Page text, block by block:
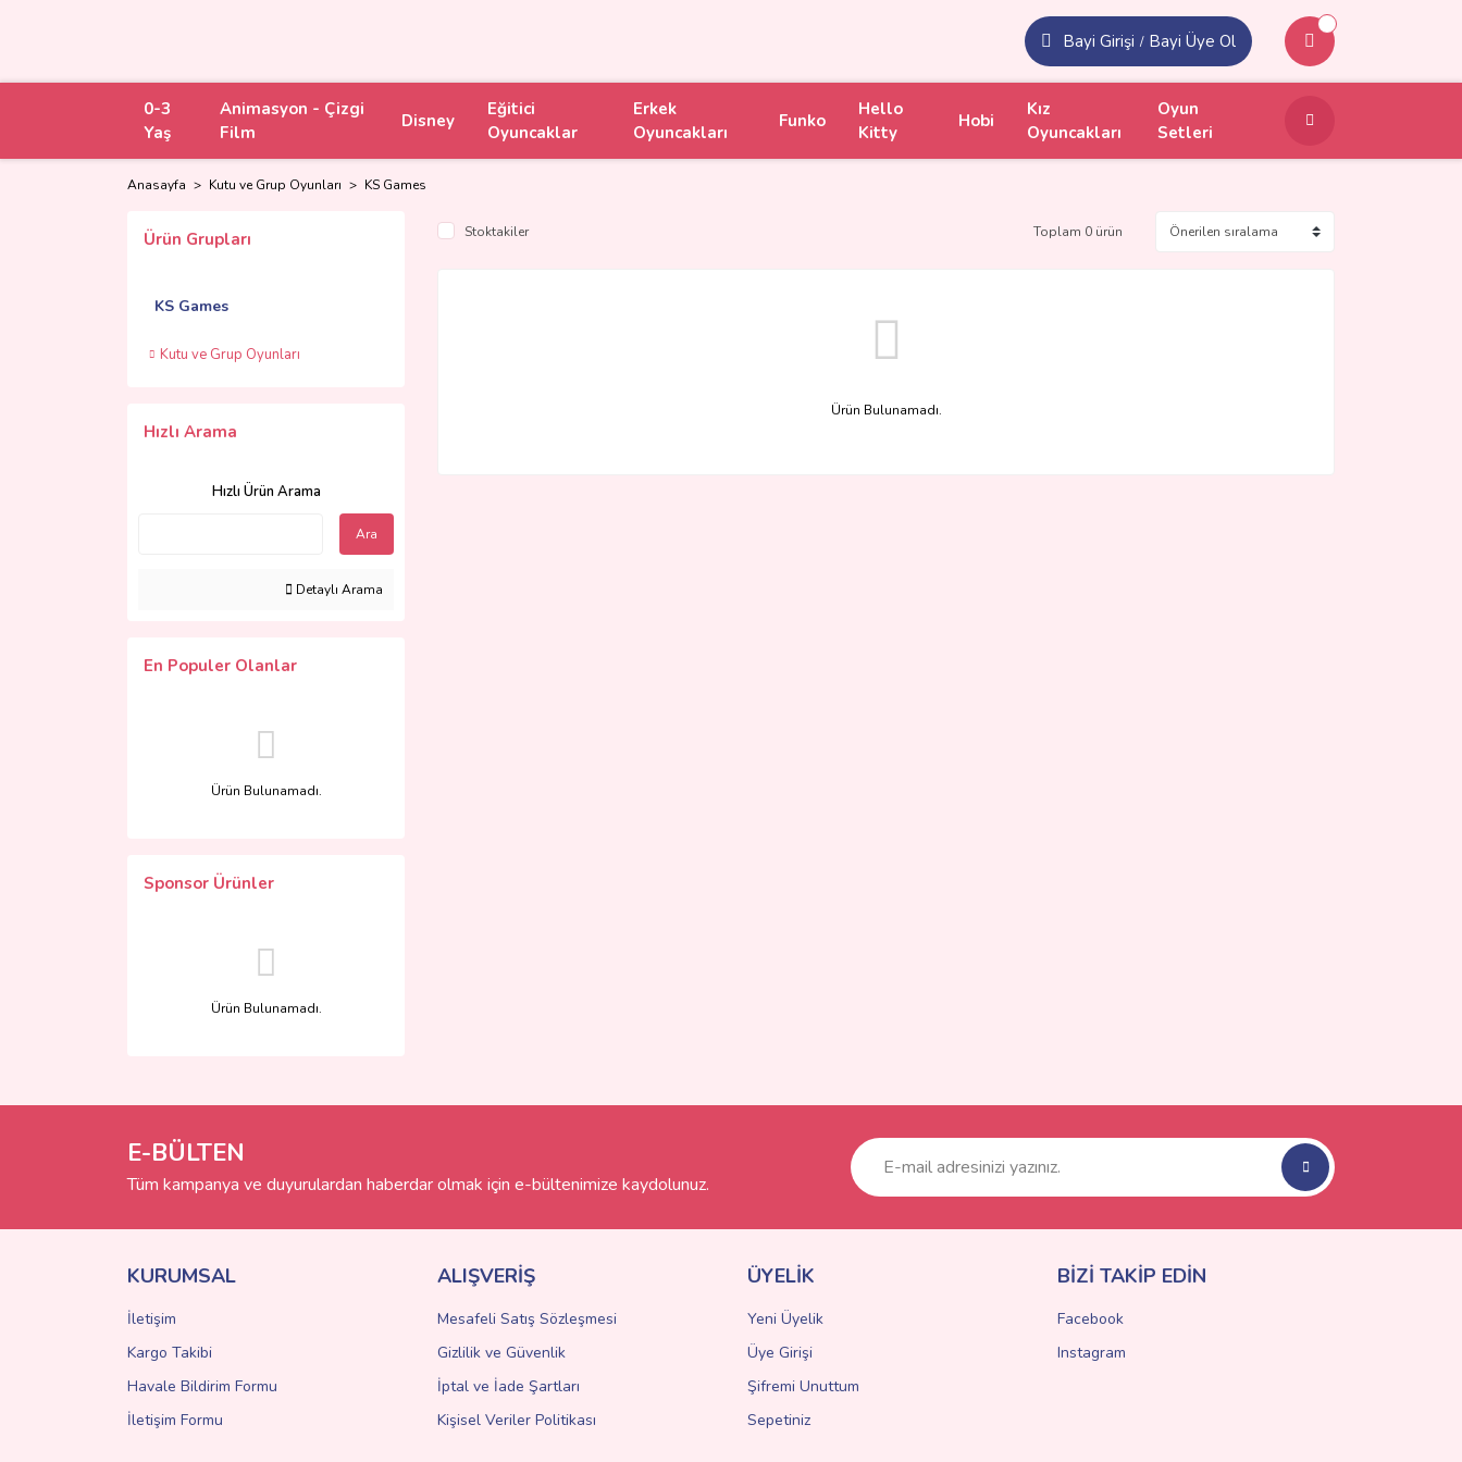
Bayi Girişi / Bayi Üye Ol
0-3
Yaş
Animasyon - Çizgi
Film
Disney
Eğitici
Oyuncaklar
Erkek
Oyuncakları
Funko
Hello
Kitty
Hobi
Kız
Oyuncakları
Oyun
Setleri
Anasayfa Kutu ve Grup Oyunları KS Games
Ürün Grupları
KS Games
Kutu ve Grup Oyunları
Hızlı Arama
Hızlı Ürün Arama
Ara
Detaylı Arama
En Populer Olanlar
Ürün Bulunamadı.
Sponsor Ürünler
Ürün Bulunamadı.
Stoktakiler Toplam 0 ürün
Ürün Bulunamadı.
E-BÜLTEN
Tüm kampanya ve duyurulardan haberdar olmak için e-bültenimize kaydolunuz.
KURUMSAL
İletişim
Kargo Takibi
Havale Bildirim Formu
İletişim Formu
ALIŞVERİŞ
Mesafeli Satış Sözleşmesi
Gizlilik ve Güvenlik
İptal ve İade Şartları
Kişisel Veriler Politikası
ÜYELİK
Yeni Üyelik
Üye Girişi
Şifremi Unuttum
Sepetiniz
BİZİ TAKİP EDİN
Facebook
Instagram